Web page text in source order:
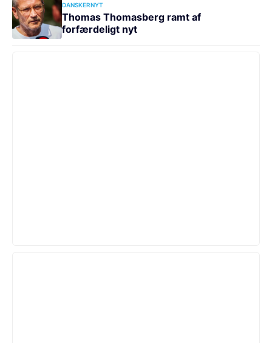
DANSKERNYT
Thomas Thomasberg ramt af
forfærdeligt nyt